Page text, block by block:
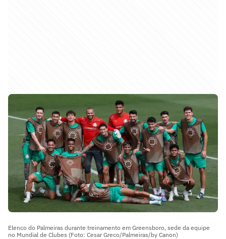
Elenco do Palmeiras durante treinamento em Greensboro, sede da equipe
no Mundial de Clubes (Foto: Cesar Greco/Palmeiras/by Canon)